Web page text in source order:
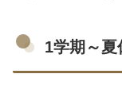
1学期～夏